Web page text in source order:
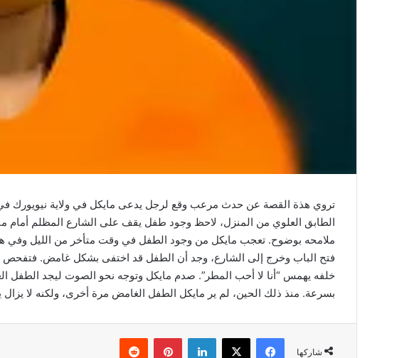
تروي هذة القصة عن حدث مرعب وقع لرجل يدعى مايكل في ولاية نيويورك في
الطابق العلوي من المنزل، لاحظ وجود طفل يقف على الشارع المظلم أمام
ملامحه بوضوح. تعجب مايكل من وجود الطفل في وقت متأخر من الليل وفي
فتح الباب وخرج إلى الشارع، وجد أن الطفل قد اختفى بشكل غامض. فتفحص
خلفه يهمس “أنا لا أحب المطر”. صدم مايكل وتوجه نحو الصوت ليجد الطفل
بسرعة. منذ ذلك الحين، لم ير مايكل الطفل الغامض مرة أخرى، ولكنه لا يزال
شاركها
فيسبوك ‫X لينكدإن بينتيريست